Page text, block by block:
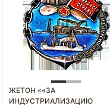
ЖЕТОН ««ЗА
ИНДУСТРИАЛИЗАЦИЮ